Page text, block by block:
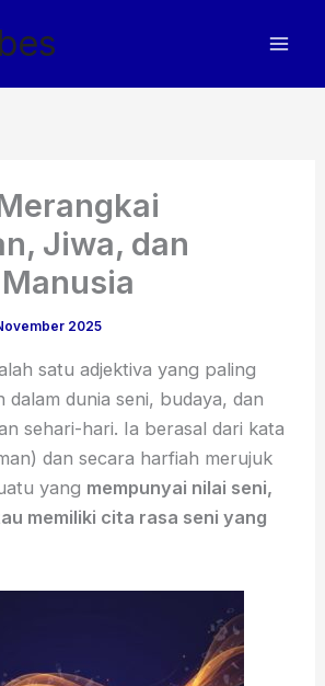
Jiwa, dan
2025
satu adjektiva yang paling
dalam dunia seni, budaya, dan
sehari-hari. Ia berasal dari kata
dan secara harfiah merujuk
yang mempunyai nilai seni,
memiliki cita rasa seni yang